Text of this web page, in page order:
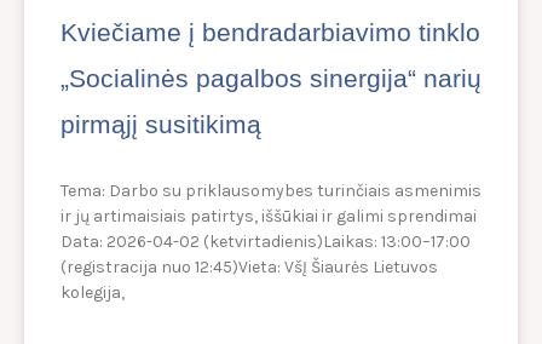
Kviečiame į bendradarbiavimo tinklo
„Socialinės pagalbos sinergija“ narių
pirmąjį susitikimą
Tema: Darbo su priklausomybes turinčiais asmenimis
ir jų artimaisiais patirtys, iššūkiai ir galimi sprendimai
Data: 2026-04-02 (ketvirtadienis)Laikas: 13:00–17:00
(registracija nuo 12:45)Vieta: VšĮ Šiaurės Lietuvos
kolegija,